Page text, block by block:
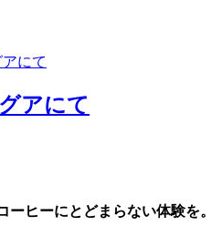
アにて
ーヒーにとどまらない体験を。